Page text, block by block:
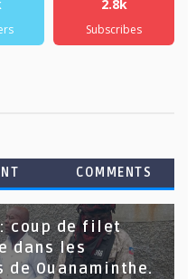
2.8k
Subscribes
COMMENTS
coup de filet
dans les
Ouanaminthe.